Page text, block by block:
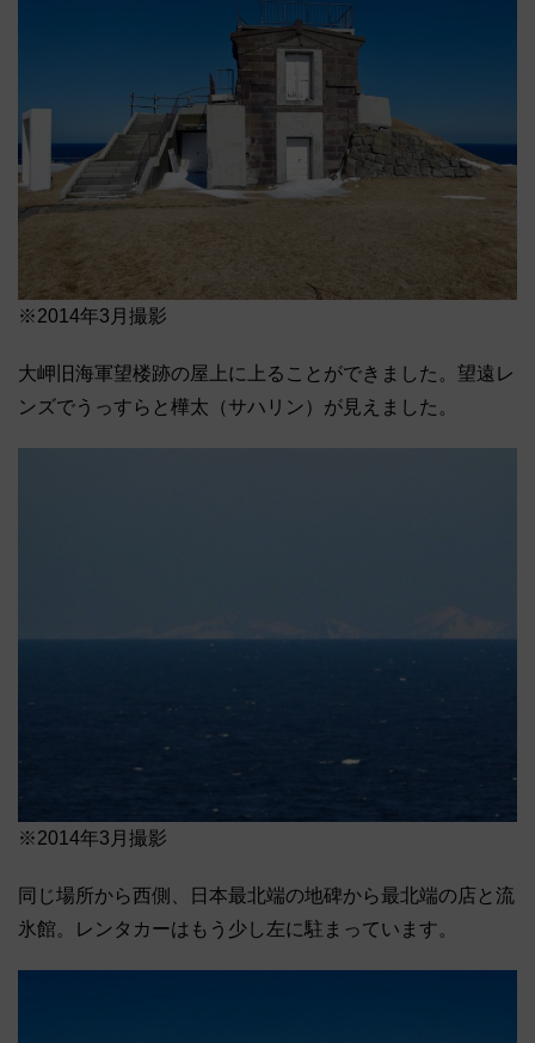
※2014年3月撮影
大岬旧海軍望楼跡の屋上に上ることができました。望遠レ
ンズでうっすらと樺太（サハリン）が見えました。
※2014年3月撮影
同じ場所から西側、日本最北端の地碑から最北端の店と流
氷館。レンタカーはもう少し左に駐まっています。